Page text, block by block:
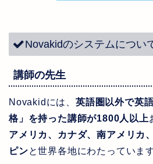
Novakidのシステムについ
講師の先生
Novakidには、 英語圏以外で英
格」を持った講師が1800人以上
アメリカ、カナダ、南アメリカ
ピンと世界各地にわたっています